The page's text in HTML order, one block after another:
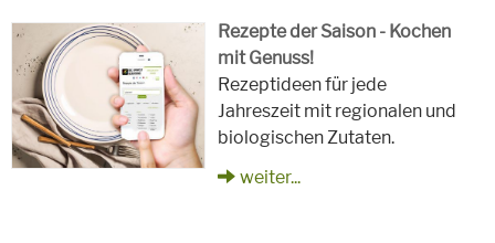
Rezepte der Saison - Kochen
mit Genuss!
Rezeptideen für jede
Jahreszeit mit regionalen und
biologischen Zutaten.
weiter...